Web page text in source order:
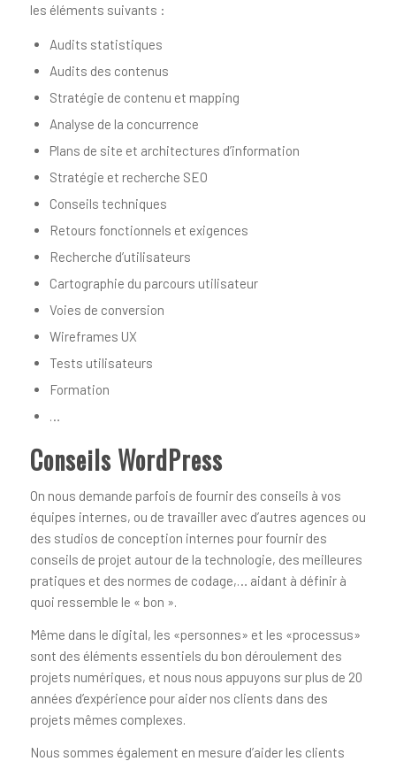
les éléments suivants :
Audits statistiques
Audits des contenus
Stratégie de contenu et mapping
Analyse de la concurrence
Plans de site et architectures d’information
Stratégie et recherche SEO
Conseils techniques
Retours fonctionnels et exigences
Recherche d’utilisateurs
Cartographie du parcours utilisateur
Voies de conversion
Wireframes UX
Tests utilisateurs
Formation
…
Conseils WordPress
On nous demande parfois de fournir des conseils à vos
équipes internes, ou de travailler avec d’autres agences ou
des studios de conception internes pour fournir des
conseils de projet autour de la technologie, des meilleures
pratiques et des normes de codage,… aidant à définir à
quoi ressemble le « bon ».
Même dans le digital, les «personnes» et les «processus»
sont des éléments essentiels du bon déroulement des
projets numériques, et nous nous appuyons sur plus de 20
années d’expérience pour aider nos clients dans des
projets mêmes complexes.
Nous sommes également en mesure d’aider les clients